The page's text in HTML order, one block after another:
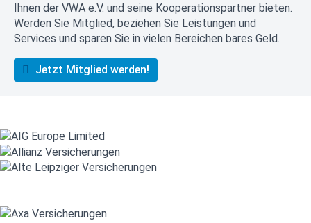
Ihnen der VWA e.V. und seine Kooperationspartner bieten.
Werden Sie Mitglied, beziehen Sie Leistungen und
Services und sparen Sie in vielen Bereichen bares Geld.
Jetzt Mitglied werden!